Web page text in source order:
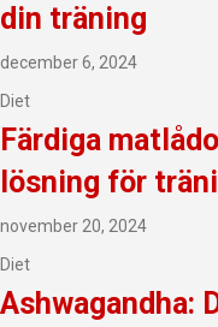
din träning
december 6, 2024
Diet
Färdiga
lösning för
november 20, 2024
Diet
Ashwagandha: